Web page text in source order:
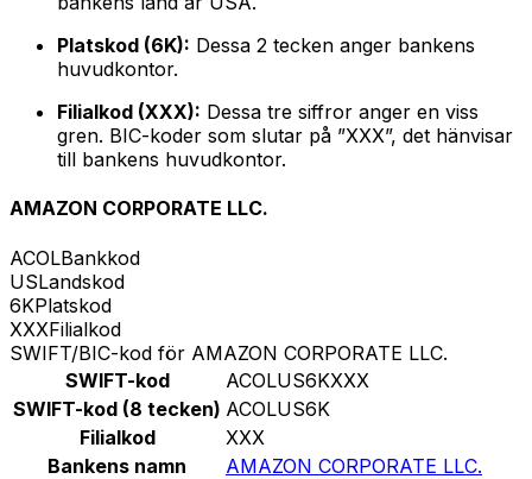
Platskod (6K): Dessa 2 tecken anger bankens
huvudkontor.
Filialkod (XXX): Dessa tre siffror anger en viss
gren. BIC-koder som slutar på ”XXX”, det hänvisar
till bankens huvudkontor.
AMAZON CORPORATE LLC.
ACOLBankkod
USLandskod
6KPlatskod
XXXFilialkod
SWIFT/BIC-kod för AMAZON CORPORATE LLC.
SWIFT-kod
ACOLUS6KXXX
SWIFT-kod (8 tecken) ACOLUS6K
Filialkod
XXX
Bankens namn
AMAZON CORPORATE LLC.